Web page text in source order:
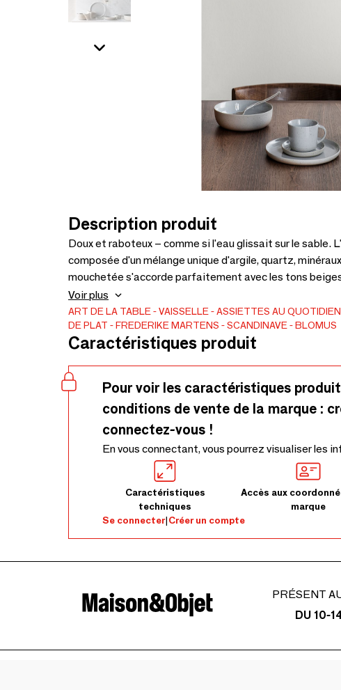
Description produit
Doux et raboteux – comme si l'eau glissait sur le
composée d'un mélange unique d'argile, quartz,
mouchetée s'accorde parfaitement avec les tons
couche de vernis. La variation de ton rend chaque pièce
Convient au lave-vaisselle et micro-ondes.
Voir plus
ART DE LA TABLE VAISSELLE ASSIETTES AU QUOTIDIEN
DE PLAT
FREDERIKE MARTENS SCANDINAVE BLOMUS
Caractéristiques produit
Pour voir les caractéristiques
conditions de vente de la marque :
connectez-vous !
En vous connectant, vous pourrez visualiser les
Caractéristiques
techniques
Accès aux
marque
Se connecter|Créer un compte
PRÉSENT
DU 10-